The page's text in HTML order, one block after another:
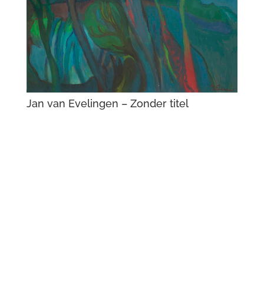
Jan van Evelingen – Zonder titel